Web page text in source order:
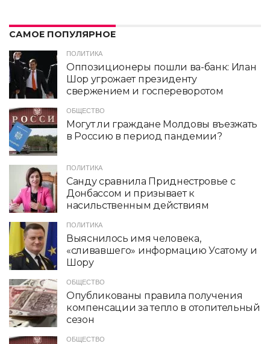
САМОЕ ПОПУЛЯРНОЕ
ПОЛИТИКА
Оппозиционеры пошли ва-банк: Илан
Шор угрожает президенту
свержением и госпереворотом
ОБЩЕСТВО
Могут ли граждане Молдовы въезжать
в Россию в период пандемии?
ПОЛИТИКА
Санду сравнила Приднестровье с
Донбассом и призывает к
насильственным действиям
ПОЛИТИКА
Выяснилось имя человека,
«сливавшего» информацию Усатому и
Шору
ОБЩЕСТВО
Опубликованы правила получения
компенсации за тепло в отопительный
сезон
ОБЩЕСТВО